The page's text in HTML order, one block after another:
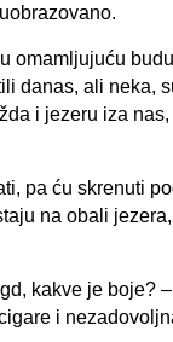
omamljujuću
danas, ali neka,
i jezeru iza
pa ću skrenuti
na obali
kakve je boje?
i